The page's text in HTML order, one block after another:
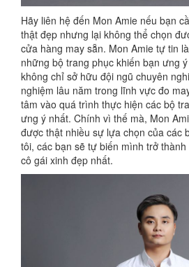
Hãy liên hệ đến Mon Amie nếu bạn
thật đẹp nhưng lại không thể chọn
cửa hàng may sẵn. Mon Amie tự tin
những bộ trang phục khiến bạn ưng
không chỉ sở hữu đội ngũ chuyên
nghiệm lâu năm trong lĩnh vực đo
tâm vào quá trình thực hiện các bộ
ưng ý nhất. Chính vì thế mà, Mon
được thật nhiều sự lựa chọn của các
tôi, các bạn sẽ tự biến mình trở
cô gái xinh đẹp nhất.